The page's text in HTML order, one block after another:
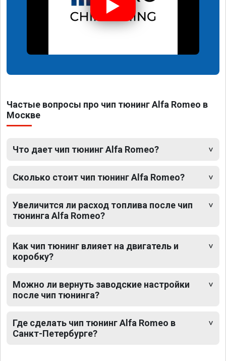
Частые вопросы про чип тюнинг Alfa Romeo в
Москве
Что дает чип тюнинг Alfa Romeo?
Сколько стоит чип тюнинг Alfa Romeo?
Увеличится ли расход топлива после чип
тюнинга Alfa Romeo?
Как чип тюнинг влияет на двигатель и
коробку?
Можно ли вернуть заводские настройки
после чип тюнинга?
Где сделать чип тюнинг Alfa Romeo в
Санкт-Петербурге?